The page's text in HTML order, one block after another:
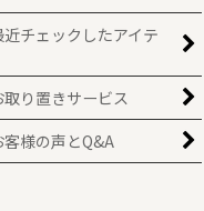
近チェックしたアイテ
取り置きサービス
客様の声とQ&A